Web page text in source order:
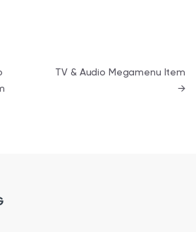
TV & Audio Megamenu Item
→